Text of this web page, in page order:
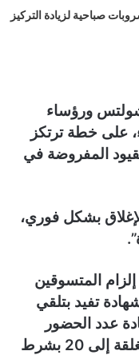
ورؤساء
يوم الأربعاء، على خطة ترتكز
المفروضة في
بشكل فوري،
المتسوقين
تفيد بتلقي
عدد الحضور
بالتجمعات الخاصة في الأماكن المغلقة إلى 20 بشرط